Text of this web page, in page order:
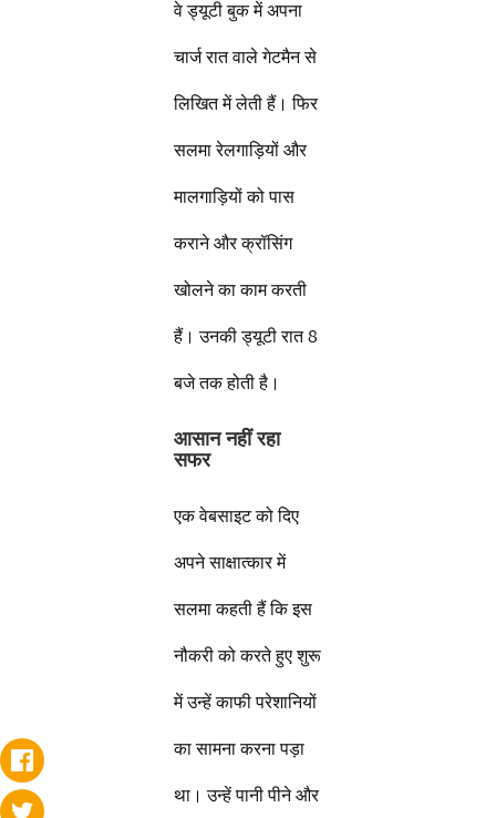
वे ड्यूटी बुक में अपना
चार्ज रात वाले गेटमैन से
लिखित में लेती हैं। फिर
सलमा रेलगाड़ियों और
मालगाड़ियों को पास
कराने और क्रॉसिंग
खोलने का काम करती
हैं। उनकी ड्यूटी रात 8
बजे तक होती है।
आसान नहीं रहा
सफर
एक वेबसाइट को दिए
अपने साक्षात्कार में
सलमा कहती हैं कि इस
नौकरी को करते हुए शुरू
में उन्हें काफी परेशानियों
का सामना करना पड़ा
था। उन्हें पानी पीने और